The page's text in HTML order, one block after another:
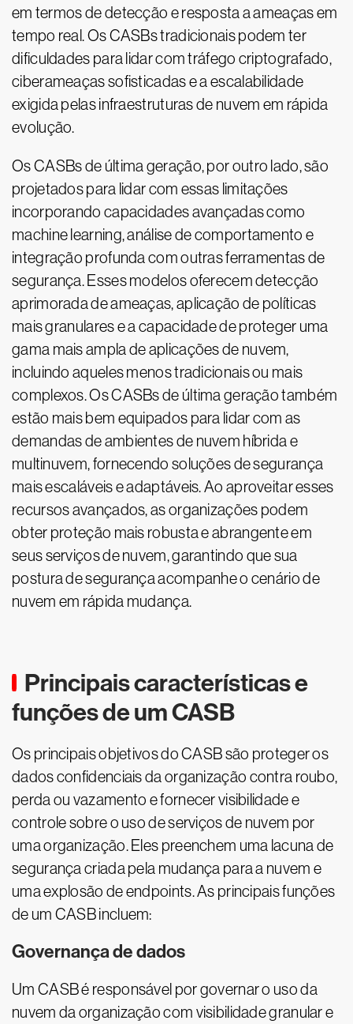
em termos de detecção e resposta a ameaças em
tempo real. Os CASBs tradicionais podem ter
dificuldades para lidar com tráfego criptografado,
ciberameaças sofisticadas e a escalabilidade
exigida pelas infraestruturas de nuvem em rápida
evolução.
Os CASBs de última geração, por outro lado, são
projetados para lidar com essas limitações
incorporando capacidades avançadas como
machine learning, análise de comportamento e
integração profunda com outras ferramentas de
segurança. Esses modelos oferecem detecção
aprimorada de ameaças, aplicação de políticas
mais granulares e a capacidade de proteger uma
gama mais ampla de aplicações de nuvem,
incluindo aqueles menos tradicionais ou mais
complexos. Os CASBs de última geração também
estão mais bem equipados para lidar com as
demandas de ambientes de nuvem híbrida e
multinuvem, fornecendo soluções de segurança
mais escaláveis e adaptáveis. Ao aproveitar esses
recursos avançados, as organizações podem
obter proteção mais robusta e abrangente em
seus serviços de nuvem, garantindo que sua
postura de segurança acompanhe o cenário de
nuvem em rápida mudança.
Principais características e
funções de um CASB
Os principais objetivos do CASB são proteger os
dados confidenciais da organização contra roubo,
perda ou vazamento e fornecer visibilidade e
controle sobre o uso de serviços de nuvem por
uma organização. Eles preenchem uma lacuna de
segurança criada pela mudança para a nuvem e
uma explosão de endpoints. As principais funções
de um CASB incluem:
Governança de dados
Um CASB é responsável por governar o uso da
nuvem da organização com visibilidade granular e